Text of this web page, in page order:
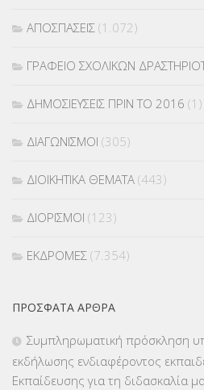
ΑΠΟΣΠΑΣΕΙΣ (1.072)
ΓΡΑΦΕΙΟ ΣΧΟΛΙΚΩΝ
ΔΗΜΟΣΙΕΥΣΕΙΣ ΠΡΙΝ ΤΟ 2016 (1)
ΔΙΑΓΩΝΙΣΜΟΙ (305)
ΔΙΟΙΚΗΤΙΚΑ ΘΕΜΑΤΑ (443)
ΔΙΟΡΙΣΜΟΙ (123)
ΕΚΔΡΟΜΕΣ (7.354)
ΕΠΙΜΟΡΦΩΣΗ Τ.Π.Ε.(10)
ΠΡΌΣΦΑΤΑ ΆΡΘΡΑ
Συμπληρωματική πρόσκληση
εκδήλωσης ενδιαφέροντος
Εκπαίδευσης για τη διδασκαλία